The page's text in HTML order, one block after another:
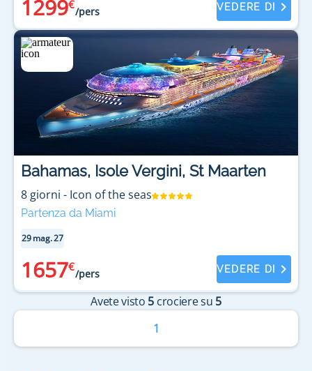
1299€
/pers VEDERE DI
Bahamas, Isole Vergini, St Maarten
8 giorni - Icon of the seas
Partenza da Miami
29 mag. 27
1657€
/pers VEDERE DI
Avete visto 5 crociere su 5
1